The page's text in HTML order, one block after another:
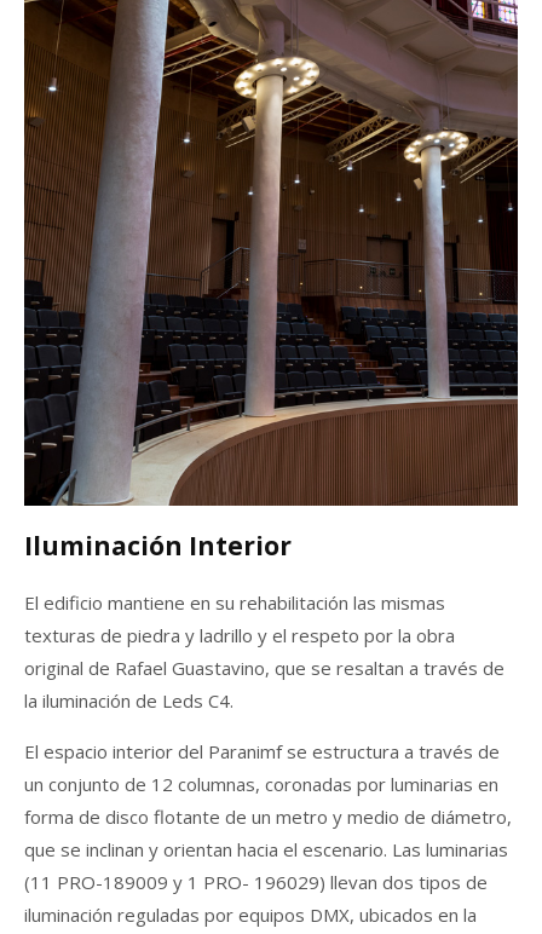
Iluminación Interior
El edificio mantiene en su rehabilitación las mismas
texturas de piedra y ladrillo y el respeto por la obra
original de Rafael Guastavino, que se resaltan a través de
la iluminación de Leds C4.
El espacio interior del Paranimf se estructura a través de
un conjunto de 12 columnas, coronadas por luminarias en
forma de disco flotante de un metro y medio de diámetro,
que se inclinan y orientan hacia el escenario. Las luminarias
(11 PRO-189009 y 1 PRO- 196029) llevan dos tipos de
iluminación reguladas por equipos DMX, ubicados en la